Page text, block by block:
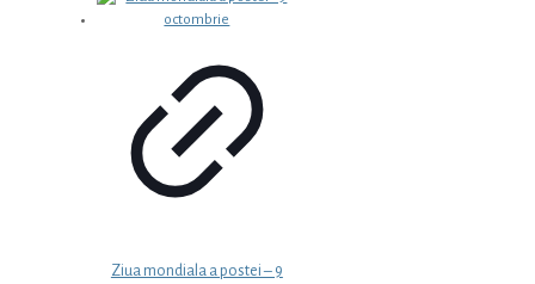
Ziua mondiala a postei – 9